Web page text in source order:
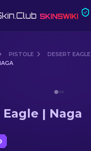
media
di precisione
PISTOLE
DESERT EAGLE
| Naga